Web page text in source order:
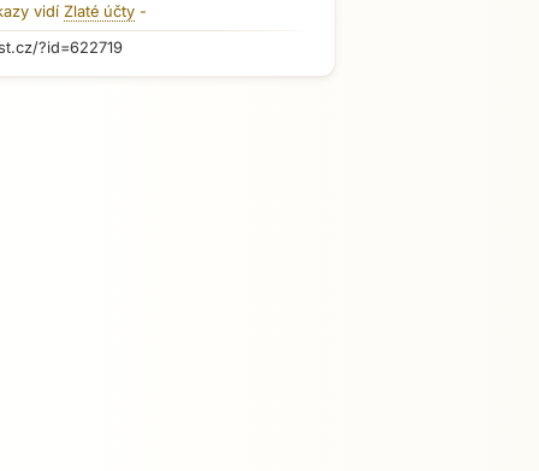
vidí Zlaté účty -
?id=622719